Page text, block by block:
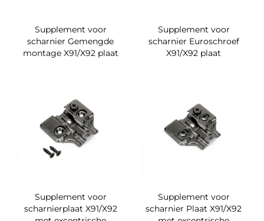
Supplement voor
scharnier Gemengde
montage X91/X92 plaat
Supplement voor
scharnier Euroschroef
X91/X92 plaat
Supplement voor
scharnierplaat X91/X92
Supplement voor
scharnier Plaat X91/X92